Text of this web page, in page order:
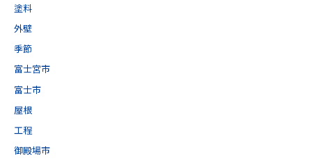
塗料
外壁
季節
富士宮市
富士市
屋根
工程
御殿場市